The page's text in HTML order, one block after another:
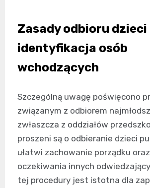
Zasady odbioru dzieci
identyfikacja osób
wchodzących
Szczególną uwagę poświęcono
związanym z odbiorem
zwłaszcza z oddziałów
proszeni są o odbieranie dzieci
ułatwi zachowanie porządku
oczekiwania innych
tej procedury jest istotna dla